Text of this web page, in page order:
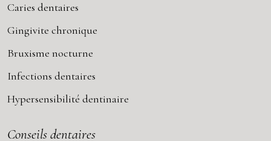
Caries dentaires
Gingivite chronique
Bruxisme nocturne
Infections dentaires
Hypersensibilité dentinaire
Conseils dentaires